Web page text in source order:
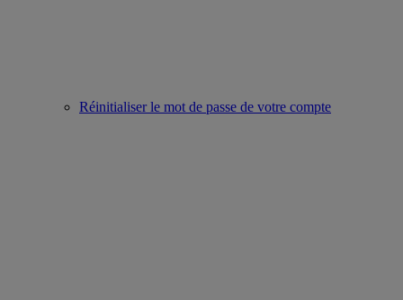
Réinitialiser le mot de passe de votre compte